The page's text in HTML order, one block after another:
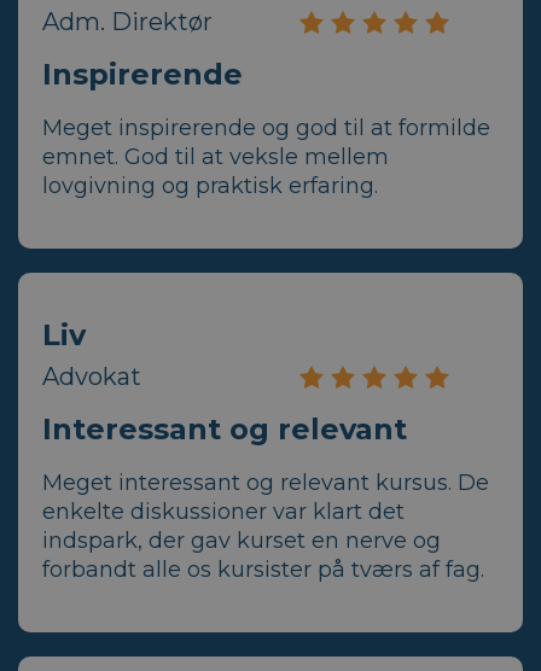
Adm. Direktør
Inspirerende
Meget inspirerende og god til at formilde
emnet. God til at veksle mellem
lovgivning og praktisk erfaring.
Liv
Advokat
Interessant og relevant
Meget interessant og relevant kursus. De
enkelte diskussioner var klart det
indspark, der gav kurset en nerve og
forbandt alle os kursister på tværs af fag.